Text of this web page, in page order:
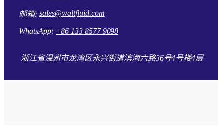
邮箱: sales@waltfluid.com
WhatsApp: +86 133 8577 9098
浙江省温州市龙湾区永兴街道滨海六路36号4号楼4层